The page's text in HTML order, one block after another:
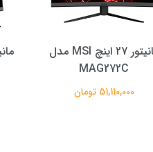
مانیتور 27 اینچ MSI مدل
MAG272C
51,110,000 تومان